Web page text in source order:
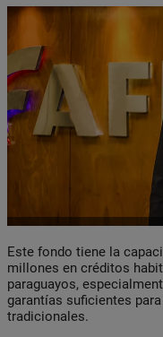
Este fondo tiene la
millones en créditos
paraguayos,
garantías suficientes
tradicionales.